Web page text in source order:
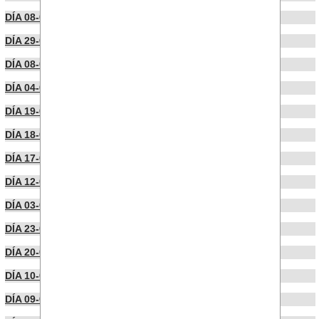
DÍA 08-06-2023
DÍA 29-05-2023
DÍA 08-05-2023
DÍA 04-05-2023
DÍA 19-04-2023
DÍA 18-04-2023
DÍA 17-04-2023
DÍA 12-04-2023
DÍA 03-04-2023
DÍA 23-03-2023
DÍA 20-03-2023
DÍA 10-03-2023
DÍA 09-03-2023